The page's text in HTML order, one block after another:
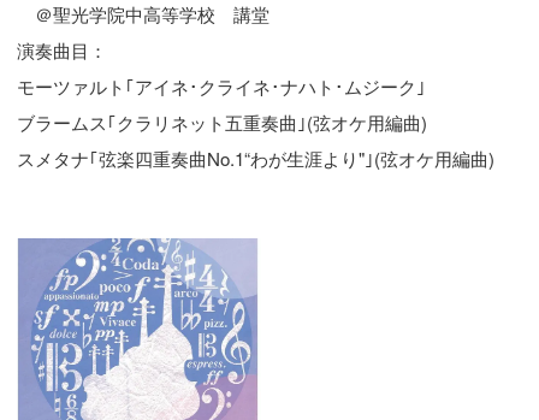
＠聖光学院中高等学校　講堂
演奏曲目：
モーツァルト｢アイネ･クライネ･ナハト･ムジーク｣
ブラームス｢クラリネット五重奏曲｣(弦オケ用編曲)
スメタナ｢弦楽四重奏曲No.1“わが生涯より"｣(弦オケ用編曲)